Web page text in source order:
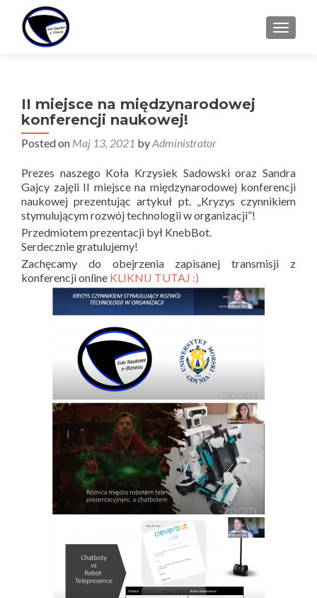
II miejsce na międzynarodowej
konferencji naukowej!
Posted on Maj 13, 2021 byAdministrator
Prezes naszego Koła Krzysiek Sadowski oraz Sandra
Gajcy zajęli II miejsce na międzynarodowej konferencji
naukowej prezentując artykuł pt. „Kryzys czynnikiem
stymulującym rozwój technologii w organizacji”!
Przedmiotem prezentacji był KnebBot.
Serdecznie gratulujemy!
Zachęcamy do obejrzenia zapisanej transmisji z
konferencji online KLIKNIJ TUTAJ :)